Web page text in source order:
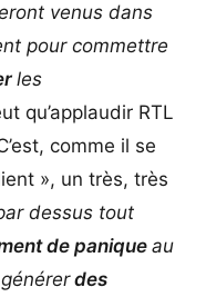
venus dans
pour commettre
les
qu’applaudir RTL
comme il se
», un très, très
dessus tout
de paniqueau
des